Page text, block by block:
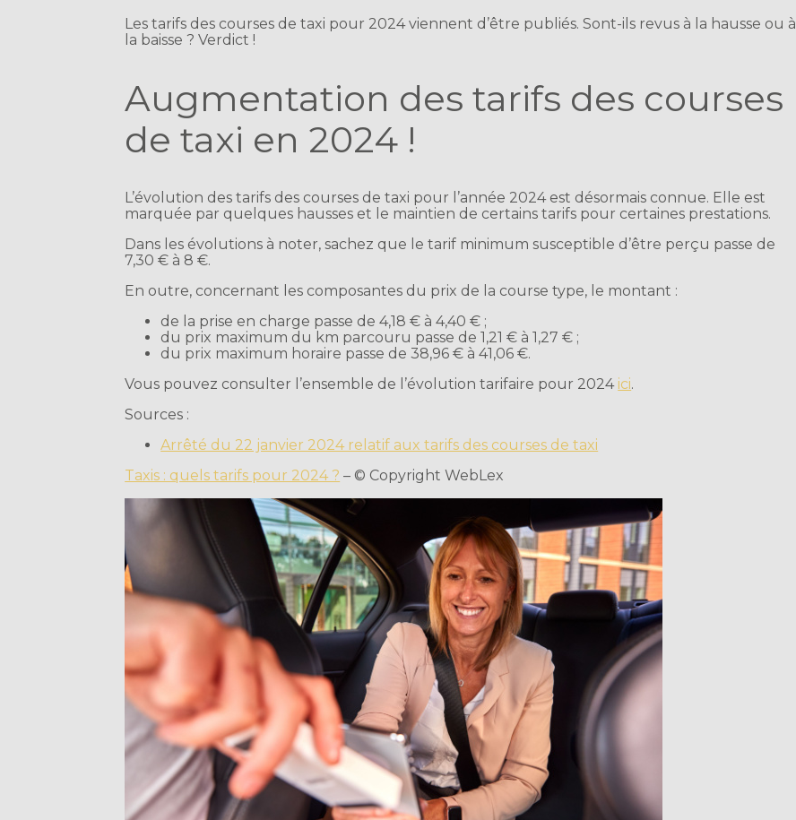
Les tarifs des courses de taxi pour 2024 viennent d’être publiés. Sont-ils revus à la hausse ou à
la baisse ? Verdict !
Augmentation des tarifs des courses
de taxi en 2024 !
L’évolution des tarifs des courses de taxi pour l’année 2024 est désormais connue. Elle est
marquée par quelques hausses et le maintien de certains tarifs pour certaines prestations.
Dans les évolutions à noter, sachez que le tarif minimum susceptible d’être perçu passe de
7,30 € à 8 €.
En outre, concernant les composantes du prix de la course type, le montant :
de la prise en charge passe de 4,18 € à 4,40 € ;
du prix maximum du km parcouru passe de 1,21 € à 1,27 € ;
du prix maximum horaire passe de 38,96 € à 41,06 €.
Vous pouvez consulter l’ensemble de l’évolution tarifaire pour 2024 ici.
Sources :
Arrêté du 22 janvier 2024 relatif aux tarifs des courses de taxi
Taxis : quels tarifs pour 2024 ? – © Copyright WebLex